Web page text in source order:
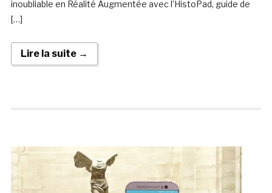
inoubliable en Réalité Augmentée avec l’HistoPad, guide de
[…]
Lire la suite →